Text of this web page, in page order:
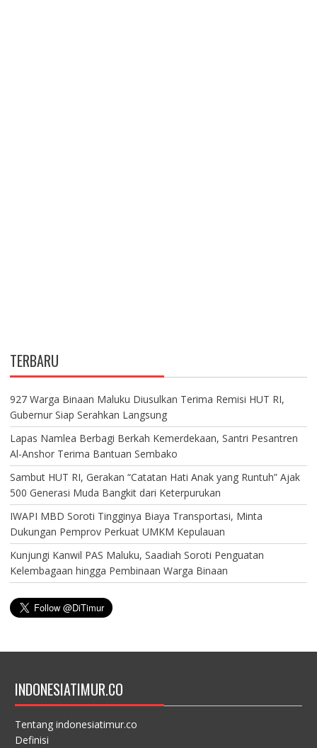
TERBARU
927 Warga Binaan Maluku Diusulkan Terima Remisi HUT RI,
Gubernur Siap Serahkan Langsung
Lapas Namlea Berbagi Berkah Kemerdekaan, Santri Pesantren
Al-Anshor Terima Bantuan Sembako
Sambut HUT RI, Gerakan “Catatan Hati Anak yang Runtuh” Ajak
500 Generasi Muda Bangkit dari Keterpurukan
IWAPI MBD Soroti Tingginya Biaya Transportasi, Minta
Dukungan Pemprov Perkuat UMKM Kepulauan
Kunjungi Kanwil PAS Maluku, Saadiah Soroti Penguatan
Kelembagaan hingga Pembinaan Warga Binaan
INDONESIATIMUR.CO
Tentang indonesiatimur.co
Definisi